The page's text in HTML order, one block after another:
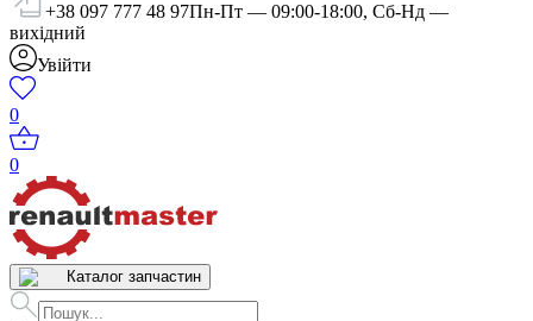
+38 097 777 48 97Пн-Пт — 09:00-18:00, Сб-Нд —
вихідний
Увійти
0
0
Каталог запчастин